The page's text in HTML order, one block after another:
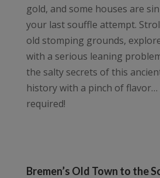
gold, and some houses are
your last souffle attempt.
old stomping grounds,
with a serious leaning
the salty secrets of this
history with a pinch of
required!
Bremen’s Old Town to the